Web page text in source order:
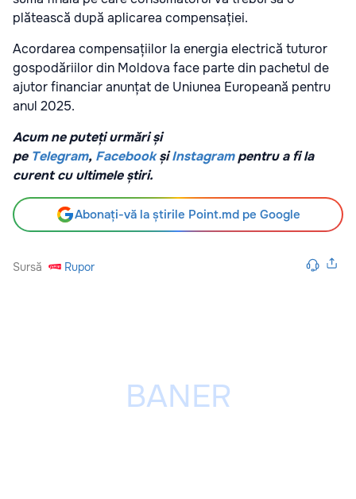
plătească după aplicarea compensației.
Acordarea compensațiilor la energia electrică tuturor
gospodăriilor din Moldova face parte din pachetul de
ajutor financiar anunțat de Uniunea Europeană pentru
anul 2025.
Acum ne puteți urmări și
pe Telegram, Facebook șiInstagrampentru a fi la
curent cu ultimele știri.
Abonați-vă la știrile Point.md pe Google
Sursă Rupor